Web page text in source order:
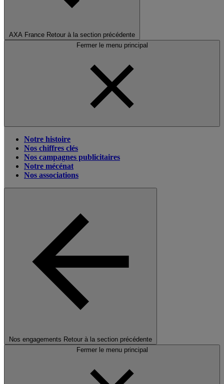
AXA France Retour à la section précédente
Fermer le menu principal
Notre histoire
Nos chiffres clés
Nos campagnes publicitaires
Notre mécénat
Nos associations
Nos engagements Retour à la section précédente
Fermer le menu principal